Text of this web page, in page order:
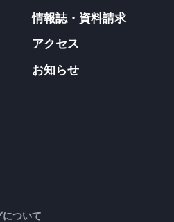
情報誌・資料請求
アクセス
お知らせ
ついて